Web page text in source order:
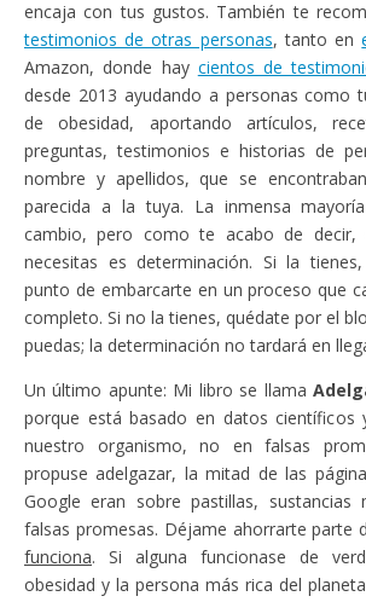
encaja con tus gustos. También te
testimonios de otras personas, tanto en
Amazon, donde hay cientos de
desde 2013 ayudando a personas como
de obesidad, aportando artículos,
preguntas, testimonios e historias de
nombre y apellidos, que se
parecida a la tuya. La inmensa
cambio, pero como te acabo de
necesitas es determinación. Si la
punto de embarcarte en un proceso que
completo. Si no la tienes, quédate por el
puedas; la determinación no tardará en
Un último apunte: Mi libro se llama
porque está basado en datos científicos
nuestro organismo, no en falsas
propuse adelgazar, la mitad de las
Google eran sobre pastillas, sustancias
falsas promesas. Déjame ahorrarte parte
funciona. Si alguna funcionase de
obesidad y la persona más rica del